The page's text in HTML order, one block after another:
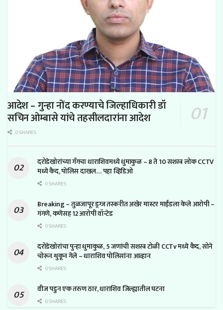
आदेश – गुन्हा नोंद करण्याचे जिल्हाधिकारी डॉ
सचिन ओम्बासे यांचे तहसीलदारांना आदेश
0 SHARES
दरोडेखोरांच्या गँगचा धाराशिवमध्ये धुमाकुळ – 8 ते 10 सशस्त्र लोक CCTV
मध्ये कैद, पोलिस दाखल… पहा व्हिडिओ
0 SHARES
Breaking – तुळजापूर ड्रग्ज तस्करीत अखेर मास्टर माईंडला केले आरोपी –
गंगणे, कणेसह 12 आरोपी वॉन्टेड
0 SHARES
दरोडेखोरांचा पुन्हा धुमाकुळ, 5 जणांची सशस्त्र टोळी CCTv मध्ये कैद, सोने
चोरून थुकून गेले – धाराशिव पोलिसांना आव्हान
0 SHARES
वीज पडुन एक तरुण ठार, धाराशिव जिल्ह्यातील घटना
0 SHARES